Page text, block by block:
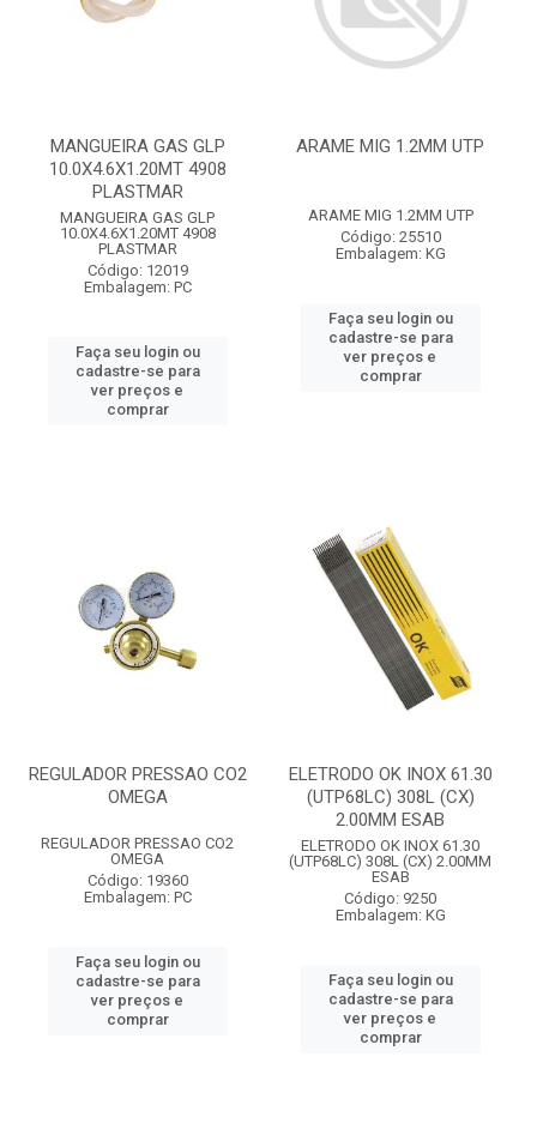
MANGUEIRA GAS GLP
10.0X4.6X1.20MT 4908
PLASTMAR
MANGUEIRA GAS GLP
10.0X4.6X1.20MT 4908
PLASTMAR
Código: 12019
Embalagem: PC
Faça seu login ou
cadastre-se para
ver preços e
comprar
ARAME MIG 1.2MM UTP
ARAME MIG 1.2MM UTP
Código: 25510
Embalagem: KG
Faça seu login ou
cadastre-se para
ver preços e
comprar
REGULADOR PRESSAO CO2
OMEGA
REGULADOR PRESSAO CO2
OMEGA
Código: 19360
Embalagem: PC
Faça seu login ou
cadastre-se para
ver preços e
comprar
ELETRODO OK INOX 61.30
(UTP68LC) 308L (CX)
2.00MM ESAB
ELETRODO OK INOX 61.30
(UTP68LC) 308L (CX) 2.00MM
ESAB
Código: 9250
Embalagem: KG
Faça seu login ou
cadastre-se para
ver preços e
comprar